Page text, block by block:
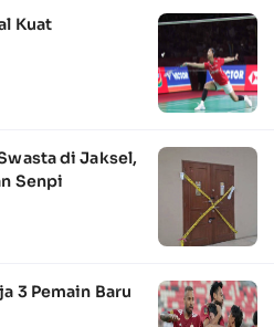
Kuat
di Jaksel,
Senpi
3 Pemain Baru